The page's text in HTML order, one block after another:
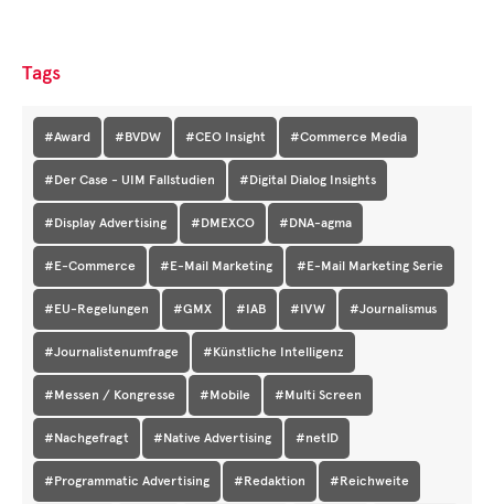
Tags
#Award #BVDW #CEO Insight #Commerce Media
#Der Case - UIM Fallstudien #Digital Dialog Insights
#Display Advertising #DMEXCO #DNA-agma
#E-Commerce #E-Mail Marketing #E-Mail Marketing Serie
#EU-Regelungen #GMX #IAB #IVW #Journalismus
#Journalistenumfrage #Künstliche Intelligenz
#Messen / Kongresse #Mobile #Multi Screen
#Nachgefragt #Native Advertising #netID
#Programmatic Advertising #Redaktion #Reichweite